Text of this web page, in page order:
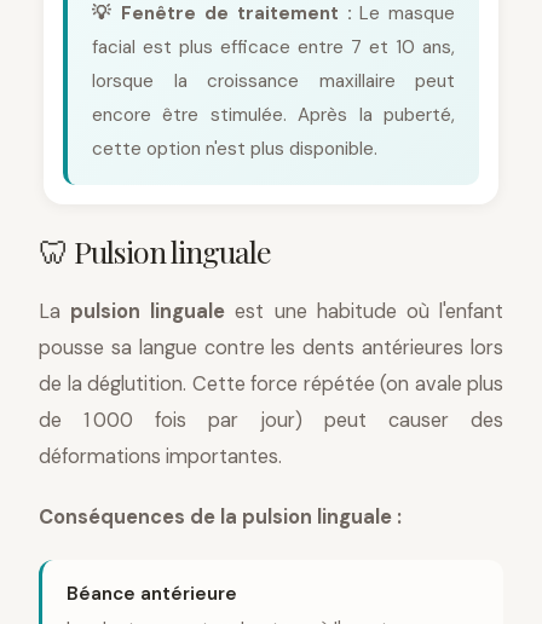
💡 Fenêtre de traitement : Le masque
facial est plus efficace entre 7 et 10 ans,
lorsque la croissance maxillaire peut
encore être stimulée. Après la puberté,
cette option n'est plus disponible.
🦷 Pulsion linguale
La pulsion linguale est une habitude où l'enfant
pousse sa langue contre les dents antérieures lors
de la déglutition. Cette force répétée (on avale plus
de 1 000 fois par jour) peut causer des
déformations importantes.
Conséquences de la pulsion linguale :
Béance antérieure